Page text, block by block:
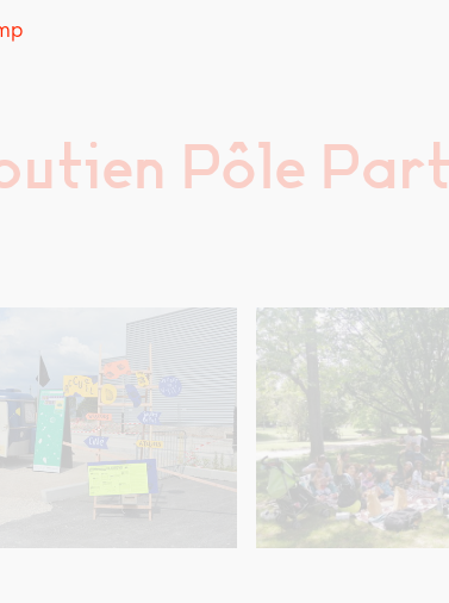
espaces disponiblesPôle